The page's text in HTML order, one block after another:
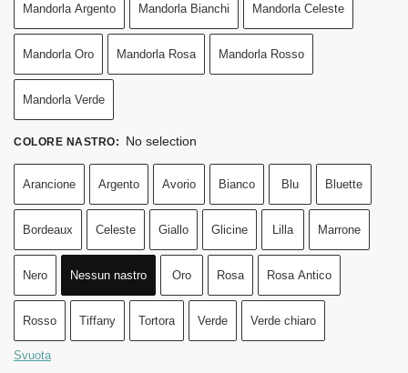
Mandorla Argento Mandorla Bianchi Mandorla Celeste
Mandorla Oro Mandorla Rosa Mandorla Rosso
Mandorla Verde
COLORE NASTRO: No selection
Arancione Argento Avorio Bianco Blu Bluette
Bordeaux Celeste Giallo Glicine Lilla Marrone
Nero Nessun nastro Oro Rosa Rosa Antico
Rosso Tiffany Tortora Verde Verde chiaro
Svuota